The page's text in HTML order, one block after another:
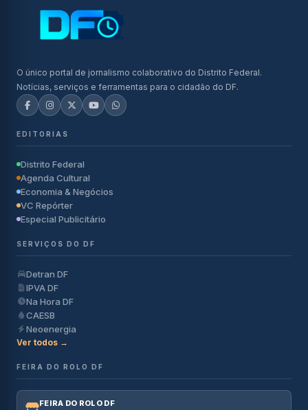
O único portal de jornalismo colaborativo do Distrito Federal.
Notícias, serviços e ferramentas para o cidadão do DF.
EDITORIAS
Distrito Federal
Agenda Cultural
Economia & Negócios
VC Repórter
Especial Publicitário
SERVIÇOS DO DF
Detran DF
IPVA DF
Na Hora DF
CAESB
Neoenergia
Ver todos →
FEIRA DO ROLO DF
FEIRA DO ROLO DF